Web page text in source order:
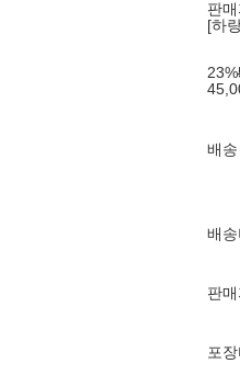
판
[하
23%
배송
배송
판
포